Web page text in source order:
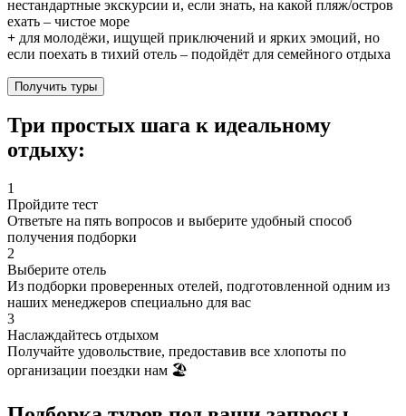
нестандартные экскурсии и, если знать, на какой пляж/остров
ехать – чистое море
+ для молодёжи, ищущей приключений и ярких эмоций, но
если поехать в тихий отель – подойдёт для семейного отдыха
Получить туры
Три простых шага к идеальному
отдыху:
1
Пройдите тест
Ответьте на пять вопросов и выберите удобный способ
получения подборки
2
Выберите отель
Из подборки проверенных отелей, подготовленной одним из
наших менеджеров специально для вас
3
Наслаждайтесь отдыхом
Получайте удовольствие, предоставив все хлопоты по
организации поездки нам 🏖️